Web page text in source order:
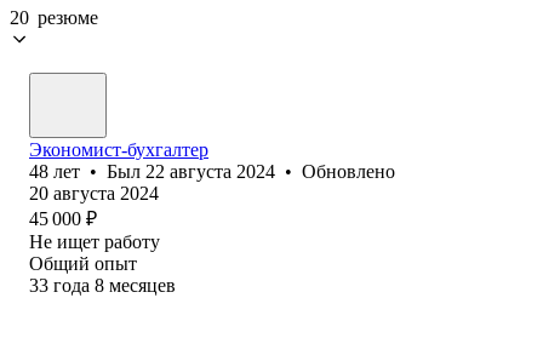
20 резюме
Экономист-бухгалтер
48 лет • Был 22 августа 2024 • Обновлено
20 августа 2024
45 000 ₽
Не ищет работу
Общий опыт
33 года 8 месяцев